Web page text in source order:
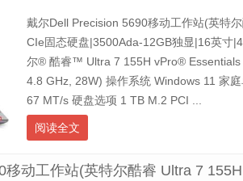
戴尔Dell Precision 5690移动工作站(英特
CIe固态硬盘|3500Ada-12GB独显|16英寸
尔® 酷睿™ Ultra 7 155H vPro®
4.8 GHz, 28W) 操作系统 Windows 11 家
67 MT/s 硬盘选项 1 TB M.2 PCI ...
阅读全文
动工作站(英特尔酷睿 Ultra 7